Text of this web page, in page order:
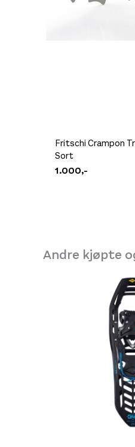
Fritschi Crampon
Sort
1.000,-
Andre kjøpte